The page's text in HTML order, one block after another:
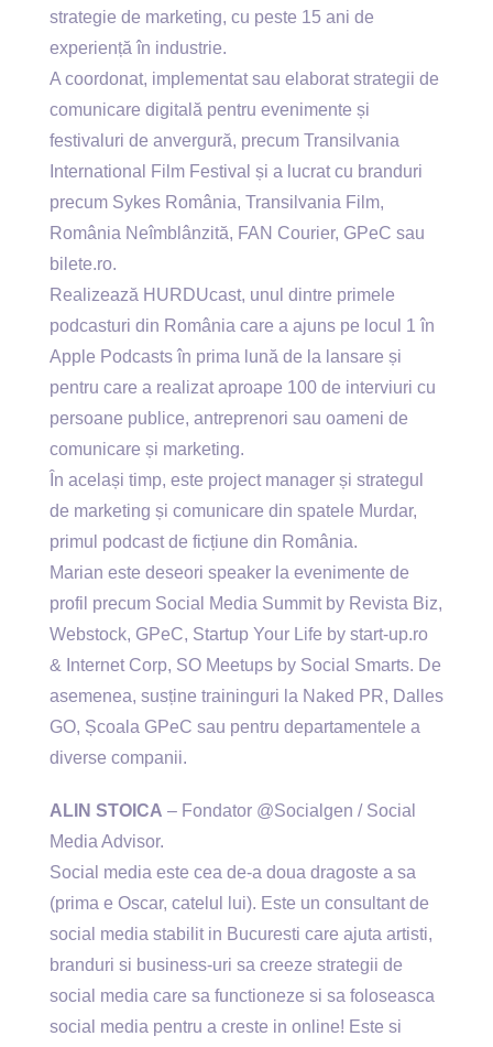
strategie de marketing, cu peste 15 ani de
experiență în industrie.
A coordonat, implementat sau elaborat strategii de
comunicare digitală pentru evenimente și
festivaluri de anvergură, precum Transilvania
International Film Festival și a lucrat cu branduri
precum Sykes România, Transilvania Film,
România Neîmblânzită, FAN Courier, GPeC sau
bilete.ro.
Realizează HURDUcast, unul dintre primele
podcasturi din România care a ajuns pe locul 1 în
Apple Podcasts în prima lună de la lansare și
pentru care a realizat aproape 100 de interviuri cu
persoane publice, antreprenori sau oameni de
comunicare și marketing.
În același timp, este project manager și strategul
de marketing și comunicare din spatele Murdar,
primul podcast de ficțiune din România.
Marian este deseori speaker la evenimente de
profil precum Social Media Summit by Revista Biz,
Webstock, GPeC, Startup Your Life by start-up.ro
& Internet Corp, SO Meetups by Social Smarts. De
asemenea, susține traininguri la Naked PR, Dalles
GO, Școala GPeC sau pentru departamentele a
diverse companii.
ALIN STOICA – Fondator @Socialgen / Social
Media Advisor.
Social media este cea de-a doua dragoste a sa
(prima e Oscar, catelul lui). Este un consultant de
social media stabilit in Bucuresti care ajuta artisti,
branduri si business-uri sa creeze strategii de
social media care sa functioneze si sa foloseasca
social media pentru a creste in online! Este si